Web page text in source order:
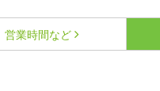
営業時間など